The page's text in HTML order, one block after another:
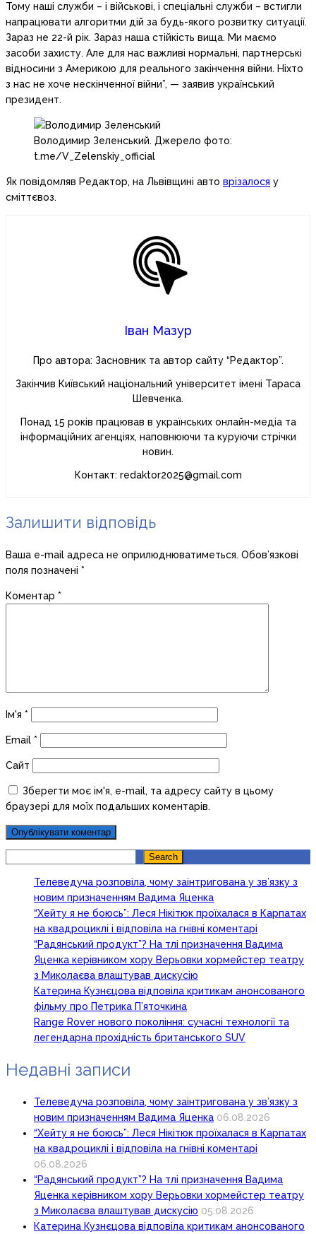
Тому наші служби – і військові, і спеціальні служби – встигли
напрацювати алгоритми дій за будь-якого розвитку ситуації.
Зараз не 22-й рік. Зараз наша стійкість вища. Ми маємо
засоби захисту. Але для нас важливі нормальні, партнерські
відносини з Америкою для реального закінчення війни. Ніхто
з нас не хоче нескінченної війни”, — заявив український
президент.
Володимир Зеленський. Джерело фото:
t.me/V_Zelenskiy_official
Як повідомляв Редактор, на Львівщині авто врізалося у
сміттєвоз.
Іван Мазур
Про автора: Засновник та автор сайту “Редактор”.
Закінчив Київський національний університет імені Тараса
Шевченка.
Понад 15 років працював в українських онлайн-медіа та
інформаційних агенціях, наповнюючи та куруючи стрічки
новин.
Контакт: redaktor2025@gmail.com
Залишити відповідь
Ваша e-mail адреса не оприлюднюватиметься. Обов’язкові
поля позначені *
Коментар *
Ім'я *
Email *
Сайт
Зберегти моє ім'я, e-mail, та адресу сайту в цьому
браузері для моїх подальших коментарів.
Search
Телеведуча розповіла, чому заінтригована у зв’язку з
новим призначенням Вадима Яценка
“Хейту я не боюсь”: Леся Нікітюк проїхалася в Карпатах
на квадроциклі і відповіла на гнівні коментарі
“Радянський продукт”? На тлі призначення Вадима
Яценка керівником хору Верьовки хормейстер театру
з Миколаєва влаштував дискусію
Катерина Кузнєцова відповіла критикам анонсованого
фільму про Петрика П’яточкина
Range Rover нового покоління: сучасні технології та
легендарна прохідність британського SUV
Недавні записи
Телеведуча розповіла, чому заінтригована у зв’язку з
новим призначенням Вадима Яценка 06.08.2026
“Хейту я не боюсь”: Леся Нікітюк проїхалася в Карпатах
на квадроциклі і відповіла на гнівні коментарі
06.08.2026
“Радянський продукт”? На тлі призначення Вадима
Яценка керівником хору Верьовки хормейстер театру
з Миколаєва влаштував дискусію 05.08.2026
Катерина Кузнєцова відповіла критикам анонсованого